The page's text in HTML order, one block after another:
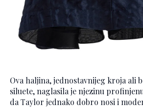
Ova haljina, jednostavnijeg kroja ali
siluete, naglasila je njezinu
da Taylor jednako dobro nosi i